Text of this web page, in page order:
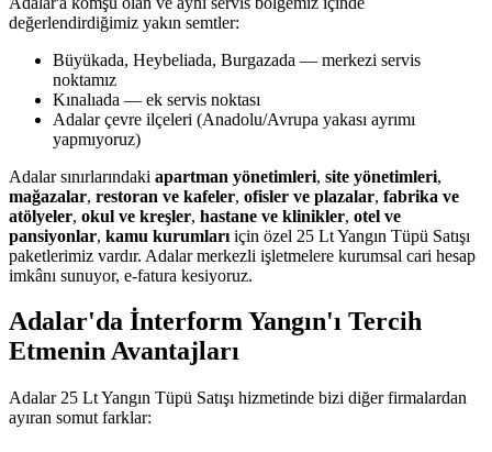
değerlendirdiğimiz yakın semtler:
Büyükada, Heybeliada, Burgazada — merkezi servis
noktamız
Kınalıada — ek servis noktası
Adalar çevre ilçeleri (Anadolu/Avrupa yakası ayrımı
yapmıyoruz)
Adalar sınırlarındaki apartman yönetimleri, site yönetimleri,
mağazalar, restoran ve kafeler, ofisler ve plazalar, fabrika ve
atölyeler, okul ve kreşler, hastane ve klinikler, otel ve
pansiyonlar, kamu kurumları için özel 25 Lt Yangın Tüpü Satışı
paketlerimiz vardır. Adalar merkezli işletmelere kurumsal cari hesap
imkânı sunuyor, e-fatura kesiyoruz.
Adalar'da İnterform Yangın'ı Tercih
Etmenin Avantajları
Adalar 25 Lt Yangın Tüpü Satışı hizmetinde bizi diğer firmalardan
ayıran somut farklar: